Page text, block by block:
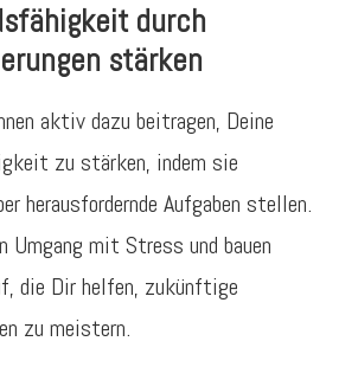
durch
stärken
aktiv dazu beitragen, Deine
zu stärken, indem sie
herausfordernde Aufgaben stellen.
Umgang mit Stress und bauen
die Dir helfen, zukünftige
zu meistern.